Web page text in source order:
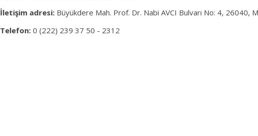
İletişim adresi:Büyükdere Mah. Prof. Dr. Nabi AVCI Bulvarı No: 4, 26040,
Telefon:0 (222) 239 37 50 - 2312